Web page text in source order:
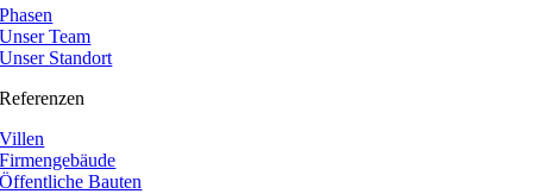
Phasen
Unser Team
Unser Standort
Referenzen
Villen
Firmengebäude
Öffentliche Bauten